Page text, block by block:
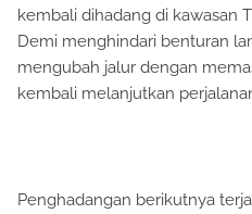
kembali dihadang di kawasan
Demi menghindari benturan
mengubah jalur dengan
kembali melanjutkan
Penghadangan berikutnya